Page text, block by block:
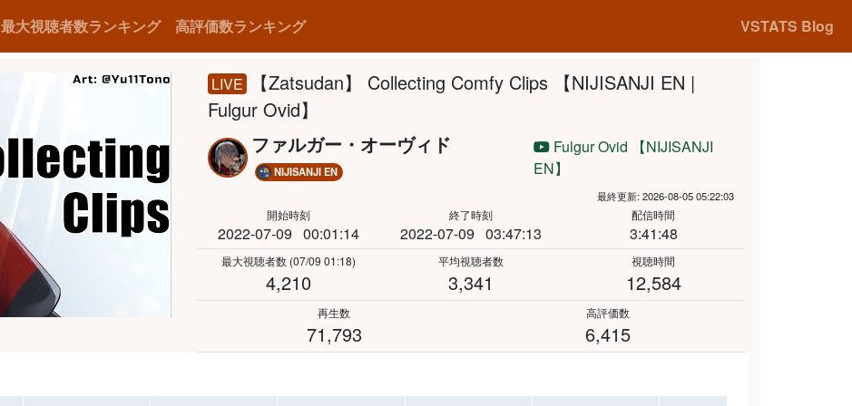
最大視聴者数ランキング 高評価数ランキング VSTATS Blog
LIVE
【Zatsudan】 Collecting Comfy Clips 【NIJISANJI EN |
Fulgur Ovid】
ファルガー・オーヴィド
NIJISANJI EN
Fulgur Ovid 【NIJISANJI
EN】
最終更新: 2026-08-05 05:22:03
開始時刻
2022-07-09 00:01:14
終了時刻
2022-07-09 03:47:13
配信時間
3:41:48
最大視聴者数 (07/09 01:18)
4,210
平均視聴者数
3,341
視聴時間
12,584
再生数
71,793
高評価数
6,415